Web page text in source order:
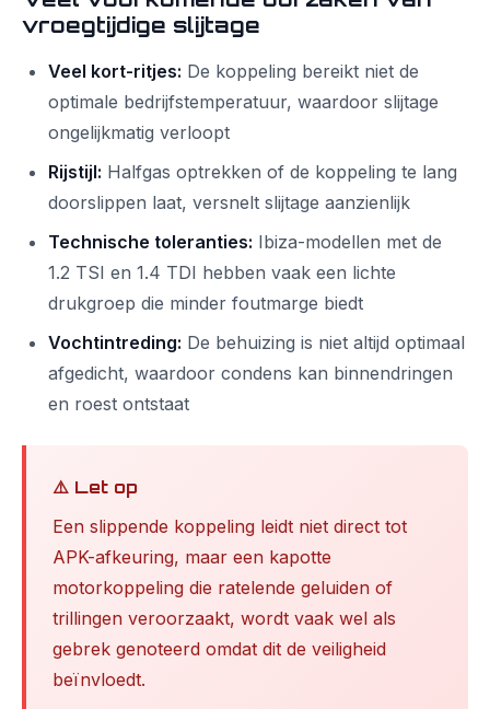
vroegtijdige slijtage
Veel kort-ritjes: De koppeling bereikt niet de
optimale bedrijfstemperatuur, waardoor slijtage
ongelijkmatig verloopt
Rijstijl: Halfgas optrekken of de koppeling te lang
doorslippen laat, versnelt slijtage aanzienlijk
Technische toleranties: Ibiza-modellen met de
1.2 TSI en 1.4 TDI hebben vaak een lichte
drukgroep die minder foutmarge biedt
Vochtintreding: De behuizing is niet altijd optimaal
afgedicht, waardoor condens kan binnendringen
en roest ontstaat
⚠️ Let op
Een slippende koppeling leidt niet direct tot
APK-afkeuring, maar een kapotte
motorkoppeling die ratelende geluiden of
trillingen veroorzaakt, wordt vaak wel als
gebrek genoteerd omdat dit de veiligheid
beïnvloedt.